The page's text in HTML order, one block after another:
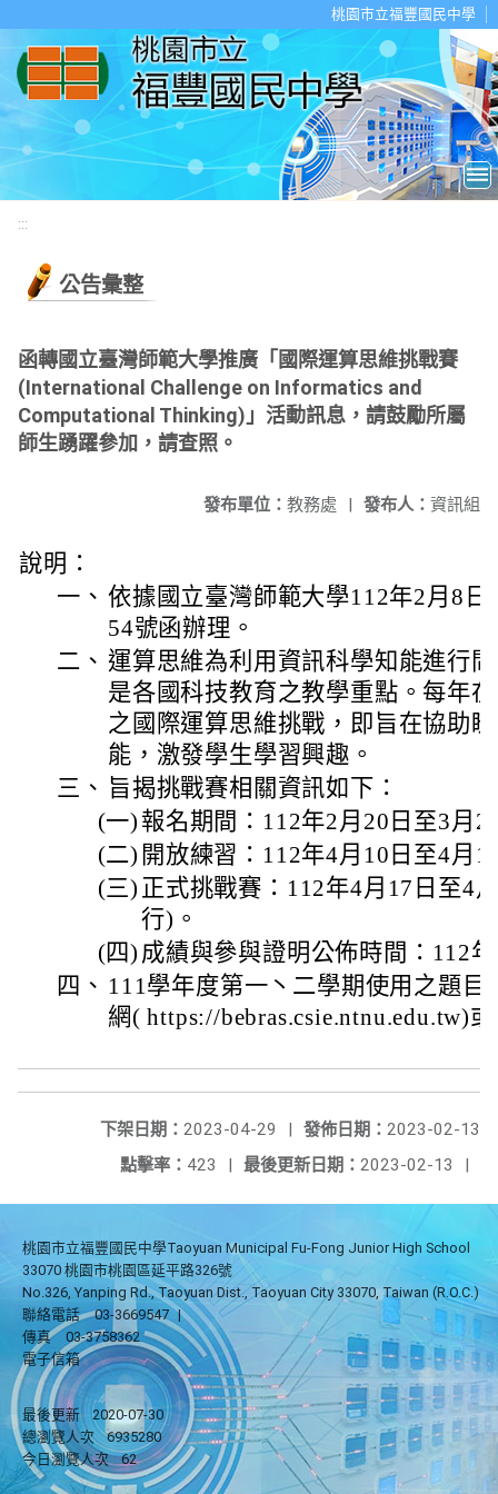
桃園市立福豐國民中學
:::
公告彙整
函轉國立臺灣師範大學推廣「國際運算思維挑戰賽
(International Challenge on Informatics and
Computational Thinking)」活動訊息，請鼓勵所屬
師生踴躍參加，請查照。
發布人： 資訊組
發布單位： 教務處 |
說明：
一、 依據國立臺灣師範大學112年2月8日
54號函辦理。
二、 運算思維為利用資訊科學知能進行
是各國科技教育之教學重點。每年
之國際運算思維挑戰，即旨在協助
能，激發學生學習興趣。
三、 旨揭挑戰賽相關資訊如下：
(一) 報名期間：112年2月20日至3月
(二) 開放練習：112年4月10日至4月
(三) 正式挑戰賽：112年4月17日至4
行)。
(四) 成績與參與證明公佈時間：112
四、 111學年度第一丶二學期使用之題目
網( https://bebras.csie.ntnu.edu.tw)
發佈日期： 2023-02-13
下架日期： 2023-04-29
|
最後更新日期： 2023-02-13 |
點擊率： 423 |
桃園市立福豐國民中學Taoyuan Municipal Fu-Fong Junior High School
33070 桃園市桃園區延平路326號
No.326, Yanping Rd., Taoyuan Dist., Taoyuan City 33070, Taiwan (R.O.C.)
聯絡電話
03-3669547 |
傳真
03-3758362
電子信箱
最後更新
2020-07-30
總瀏覽人次
6935280
今日瀏覽人次
62